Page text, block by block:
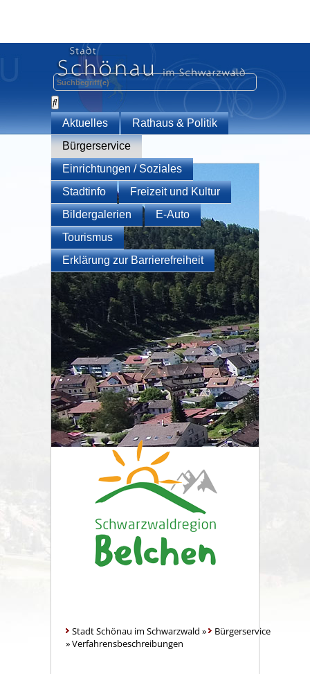
Aktuelles
Rathaus & Politik
Bürgerservice
Einrichtungen / Soziales
Stadtinfo
Freizeit und Kultur
Bildergalerien
E-Auto
Tourismus
Erklärung zur Barrierefreiheit
Stadt Schönau im Schwarzwald »
Bürgerservice
»Verfahrensbeschreibungen